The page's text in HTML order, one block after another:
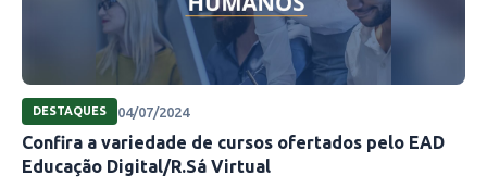
DESTAQUES 04/07/2024
Confira a variedade de cursos ofertados pelo EAD
Educação Digital/R.Sá Virtual